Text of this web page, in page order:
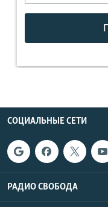
СОЦИАЛЬНЫЕ СЕТИ
РАДИО СВОБОДА